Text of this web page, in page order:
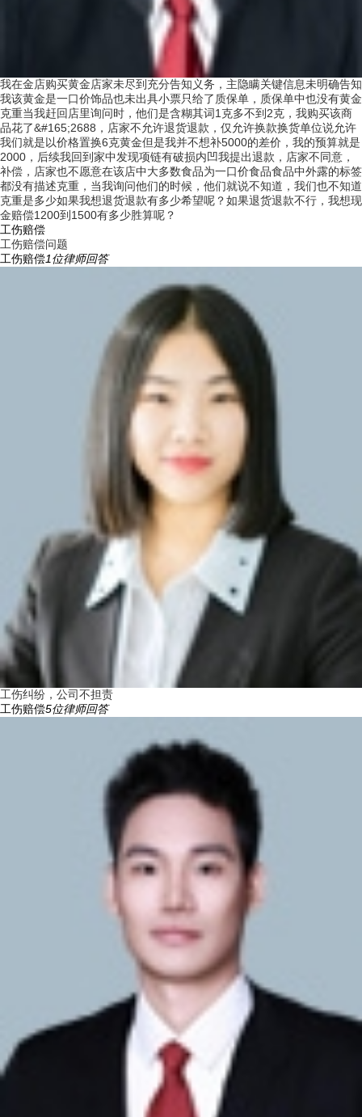
我在金店购买黄金店家未尽到充分告知义务，主隐瞒关键信息未明确告知
我该黄金是一口价饰品也未出具小票只给了质保单，质保单中也没有黄金
克重当我赶回店里询问时，他们是含糊其词1克多不到2克，我购买该商
品花了&#165;2688，店家不允许退货退款，仅允许换款换货单位说允许
我们就是以价格置换6克黄金但是我并不想补5000的差价，我的预算就是
2000，后续我回到家中发现项链有破损内凹我提出退款，店家不同意，
补偿，店家也不愿意在该店中大多数食品为一口价食品食品中外露的标签
都没有描述克重，当我询问他们的时候，他们就说不知道，我们也不知道
克重是多少如果我想退货退款有多少希望呢？如果退货退款不行，我想现
金赔偿1200到1500有多少胜算呢？
工伤赔偿
工伤赔偿问题
工伤赔偿1位律师回答
工伤纠纷，公司不担责
工伤赔偿5位律师回答